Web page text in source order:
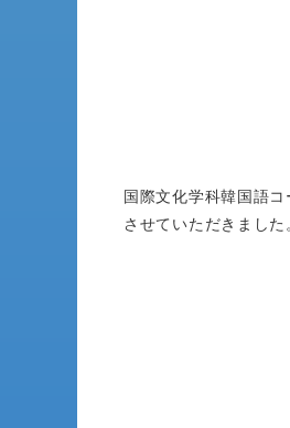
国際文化学科韓国語
させていただきました